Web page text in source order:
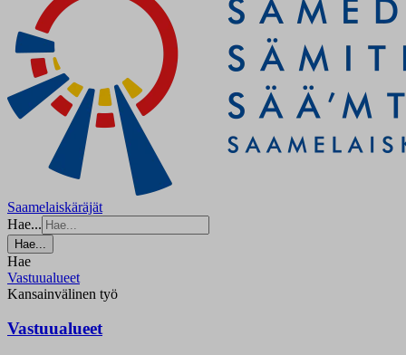
Saamelaiskäräjät
Hae...
Hae...
Hae
Vastuualueet
Kansainvälinen työ
Vastuualueet